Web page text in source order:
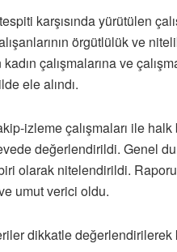
karşısında yürütülen
örgütlülük ve
çalışmalarına ve
ele alındı.
izleme çalışmaları ile
değerlendirildi. Genel
olarak nitelendirildi.
umut verici oldu.
dikkatle